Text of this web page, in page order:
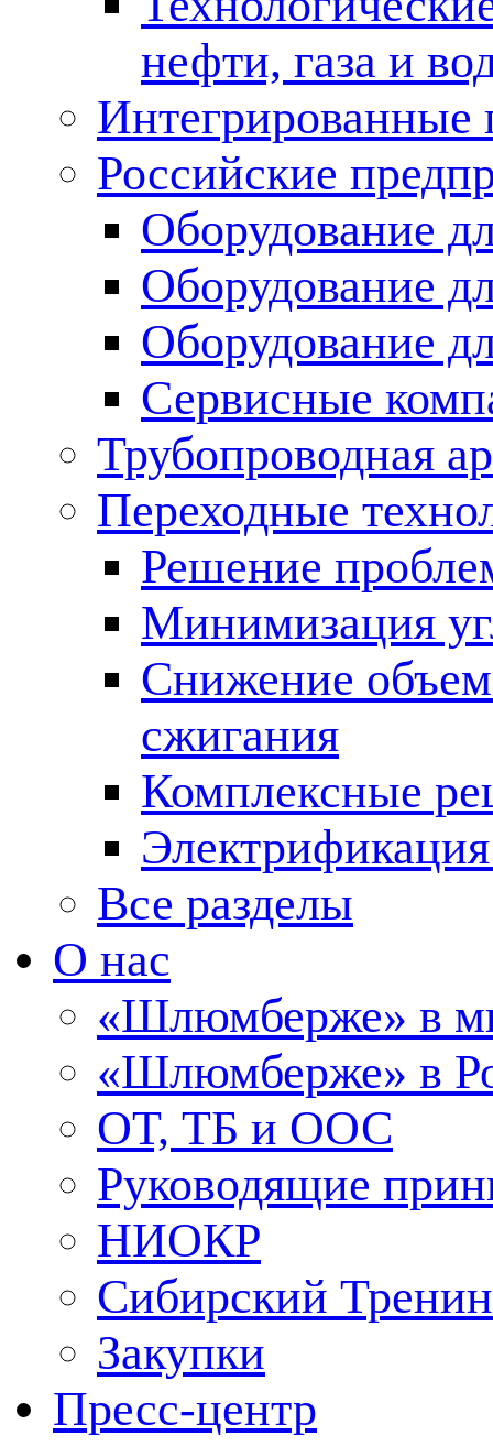
нефти, газа и
Российские
Оборудование
Оборудование
Оборудование
Сервисные
Трубопроводная
Переходные
Решение
Минимизация
Снижение
сжигания
Комплексные
Все разделы
О нас
«Шлюмберже» в
«Шлюмберже» в
ОТ, ТБ и ООС
Руководящие
НИОКР
Сибирский
Закупки
Пресс-центр